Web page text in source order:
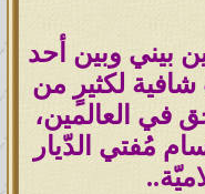
بيني وبين أحد
شافية لكثيرٍ من
في العالمين،
مُفتي الدّيار